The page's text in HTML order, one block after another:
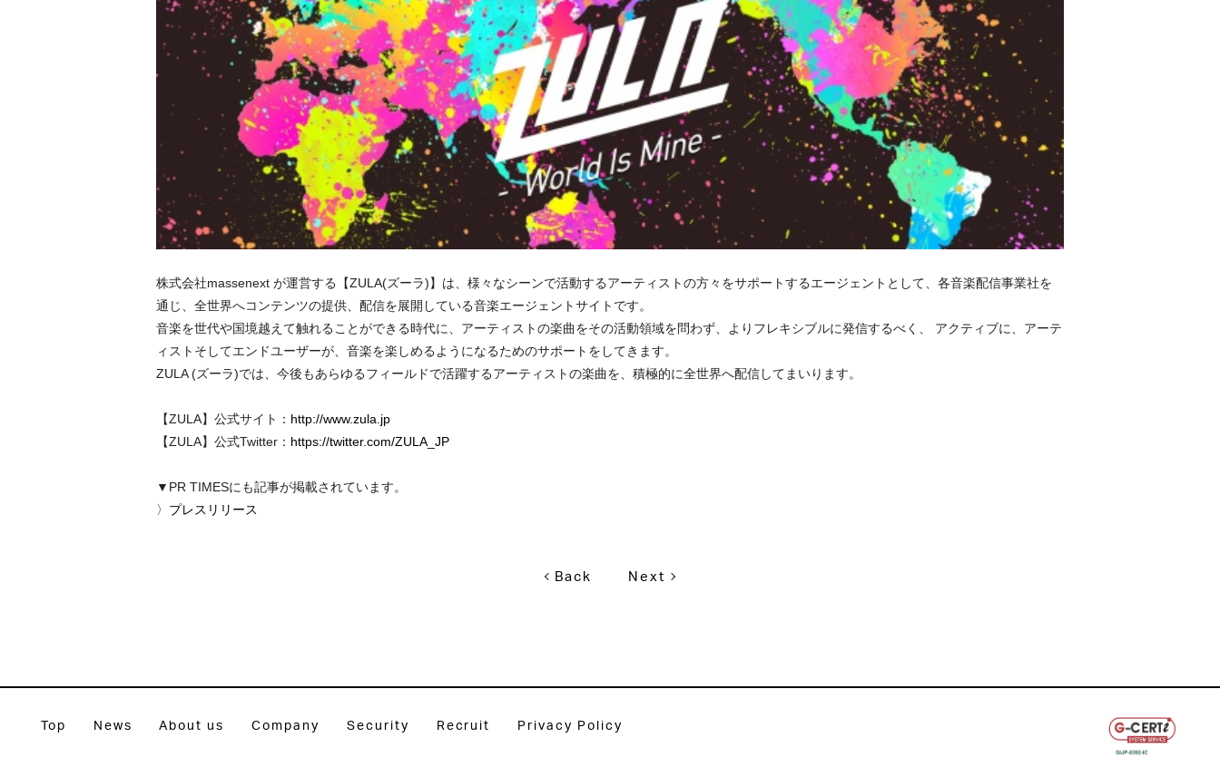
株式会社massenext が運営する【ZULA(ズーラ)】は、様々なシーンで活動するアーティストの方々をサポートするエージェントとして、各音楽配信事業社を
通じ、全世界へコンテンツの提供、配信を展開している音楽エージェントサイトです。
音楽を世代や国境越えて触れることができる時代に、アーティストの楽曲をその活動領域を問わず、よりフレキシブルに発信するべく、 アクティブに、アーテ
ィストそしてエンドユーザーが、音楽を楽しめるようになるためのサポートをしてきます。
ZULA (ズーラ)では、今後もあらゆるフィールドで活躍するアーティストの楽曲を、積極的に全世界へ配信してまいります。
【ZULA】公式サイト： http://www.zula.jp
【ZULA】公式Twitter： https://twitter.com/ZULA_JP
▼PR TIMESにも記事が掲載されています。
〉 プレスリリース
Back Next
Top News About us Company Security Recruit Privacy Policy